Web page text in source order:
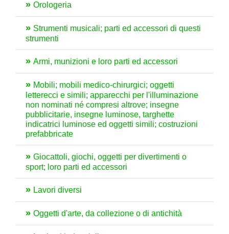
Orologeria
Strumenti musicali; parti ed accessori di questi
strumenti
Armi, munizioni e loro parti ed accessori
Mobili; mobili medico-chirurgici; oggetti
letterecci e simili; apparecchi per l'illuminazione
non nominati né compresi altrove; insegne
pubblicitarie, insegne luminose, targhette
indicatrici luminose ed oggetti simili; costruzioni
prefabbricate
Giocattoli, giochi, oggetti per divertimenti o
sport; loro parti ed accessori
Lavori diversi
Oggetti d'arte, da collezione o di antichità